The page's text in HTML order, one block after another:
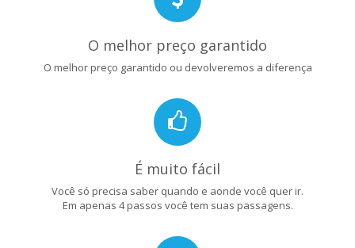
O melhor preço garantido
O melhor preço garantido ou devolveremos a diferença
É muito fácil
Você só precisa saber quando e aonde você quer ir.
Em apenas 4 passos você tem suas passagens.